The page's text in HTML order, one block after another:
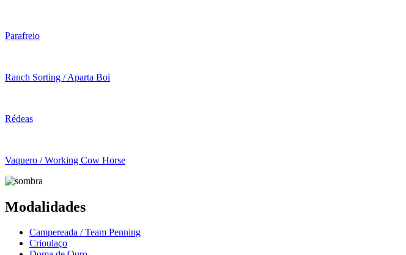
Parafreio
Ranch Sorting / Aparta Boi
Rédeas
Vaquero / Working Cow Horse
Modalidades
Campereada / Team Penning
Crioulaço